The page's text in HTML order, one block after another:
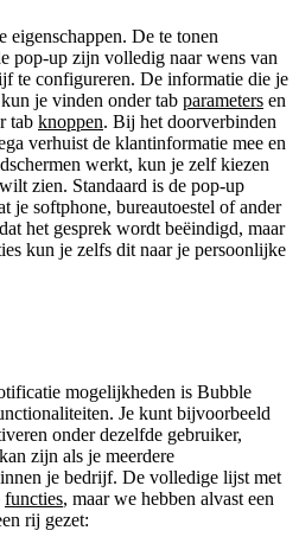
eigenschappen. De te tonen
pop-up zijn volledig naar wens van
te configureren. De informatie die je
je vinden onder tab parameters en
tab knoppen. Bij het doorverbinden
verhuist de klantinformatie mee en
werkt, kun je zelf kiezen
zien. Standaard is de pop-up
je softphone, bureautoestel of ander
het gesprek wordt beëindigd, maar
kun je zelfs dit naar je persoonlijke
mogelijkheden is Bubble
Je kunt bijvoorbeeld
onder dezelfde gebruiker,
zijn als je meerdere
je bedrijf. De volledige lijst met
functies, maar we hebben alvast een
rij gezet: